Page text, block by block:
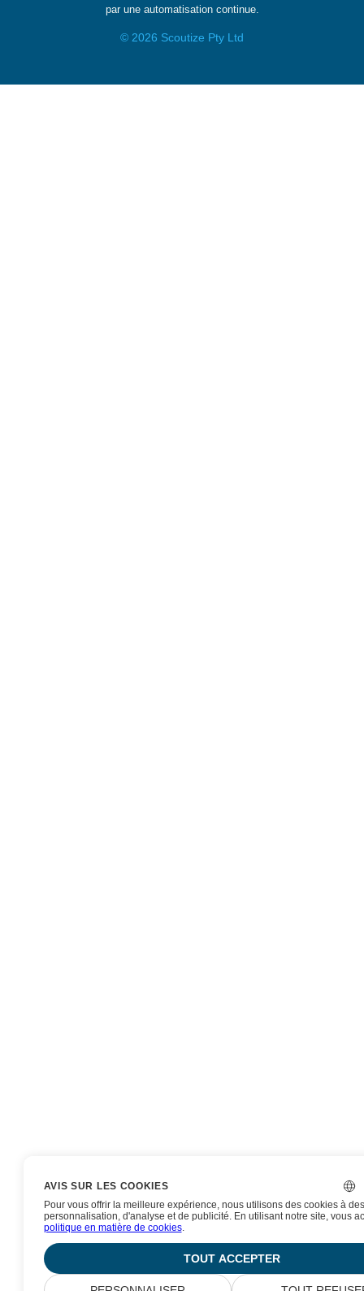
par une automatisation continue.
© 2026 Scoutize Pty Ltd
AVIS SUR LES COOKIES
Pour vous offrir la meilleure expérience, nous utilisons des cookies à
personnalisation, d'analyse et de publicité. En utilisant notre site, vous
politique en matière de cookies.
TOUT ACCEPTER